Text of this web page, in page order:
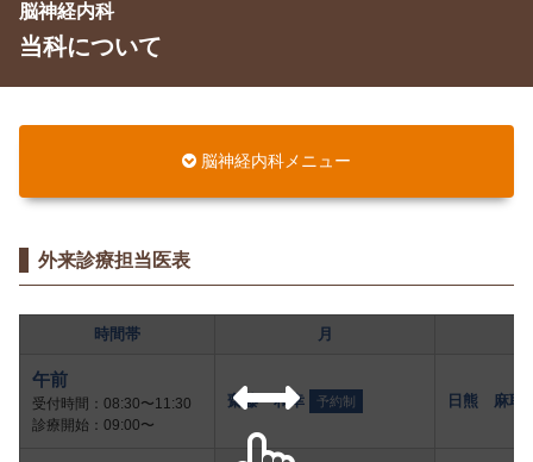
脳神経内科
当科について
脳神経内科メニュー
外来診療担当医表
時間帯 月
午前
受付時間：08:30〜11:30
診療開始：09:00〜
齋藤 和幸 予約制 日熊 麻耶